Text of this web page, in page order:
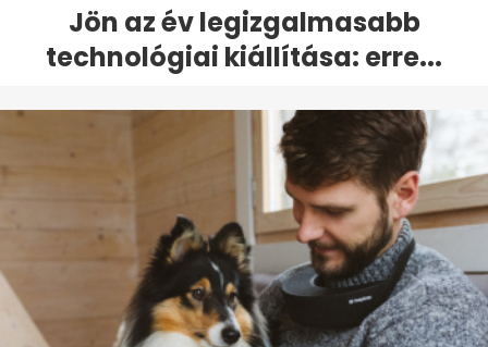
Jön az év legizgalmasabb
technológiai kiállítása: erre...